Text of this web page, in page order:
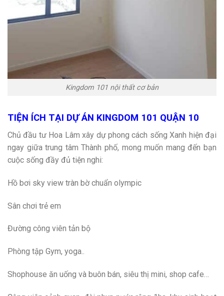
Kingdom 101 nội thất cơ bản
TIỆN ÍCH TẠI DỰ ÁN KINGDOM 101 QUẬN 10
Chủ đầu tư Hoa Lâm xây dự phong cách sống Xanh hiện đại
ngay giữa trung tâm Thành phố, mong muốn mang đến bạn
cuộc sống đầy đủ tiện nghi:
Hồ bơi sky view tràn bờ chuẩn olympic
Sân chơi trẻ em
Đường công viên tản bộ
Phòng tập Gym, yoga..
Shophouse ăn uống và buôn bán, siêu thị mini, shop cafe…